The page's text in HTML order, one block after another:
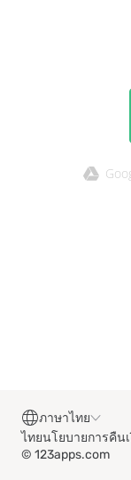
© 123apps.com
ไทยนโยบายการคืน
ภาษาไทย